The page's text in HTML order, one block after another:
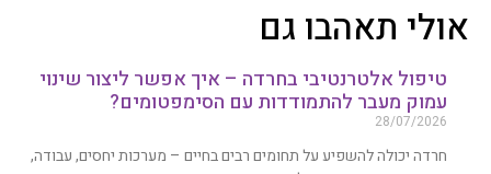
אולי תאהבו גם
טיפול אלטרנטיבי בחרדה – איך אפשר ליצור שינוי
עמוק מעבר להתמודדות עם הסימפטומים?
28/07/2026
חרדה יכולה להשפיע על תחומים רבים בחיים – מערכות יחסים, עבודה,